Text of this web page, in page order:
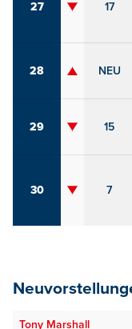
27 17
28 NEU
29 15
30 7
Tony Marshall